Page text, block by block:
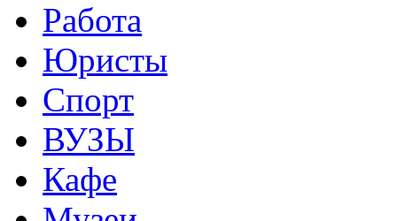
Работа
Юристы
Спорт
ВУЗЫ
Кафе